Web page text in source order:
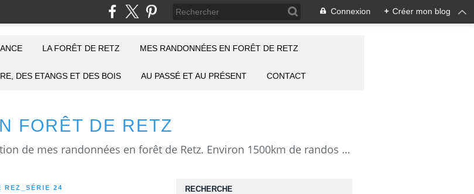
Connexion + Créer mon blog
FORÊT DE RETZ
la Forêt de Retz vue autrement: description de mes randonnées en forêt de Retz. Environ 1500km de randos et 25000 photos pour montrer cette forêt magnifique et ses particularités: les lieux atypiques comme la Pierre Clouise, la Cave du Diable, la Pierre Fortière, la Grotte Saint-Antoine ... Mais aussi les 360 carrefours nommés, plus de 100 routes forestières, les étangs, des villages et hameaux
LA FORÊT DE RETZ MES RANDONNÉES EN FORÊT DE RETZ
DES ETANGS ET DES BOIS AU PASSÉ ET AU PRÉSENT CONTACT
REZ_SÉRIE 24 RECHERCHE